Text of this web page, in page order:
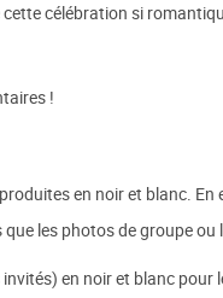
célébration si
!
en noir et blanc.
les photos de groupe ou
en noir et blanc